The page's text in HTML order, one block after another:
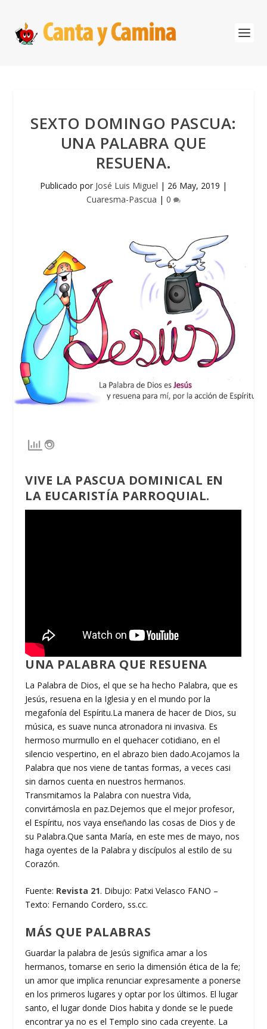
SEXTO DOMINGO PASCUA:
UNA PALABRA QUE
RESUENA.
Publicado por José Luis Miguel | 26 May, 2019 |
Cuaresma-Pascua | 0
VIVE LA PASCUA DOMINICAL EN
LA EUCARISTÍA PARROQUIAL.
UNA PALABRA QUE RESUENA
La Palabra de Dios, el que se ha hecho Palabra, que es
Jesús, resuena en la Iglesia y en el mundo por la
megafonía del Espíritu.La manera de hacer de Dios, su
música, es suave nunca atronadora ni invasiva. Es
hermoso murmullo en el quehacer cotidiano, en el
silencio vespertino, en el abrazo bien dado.Acojamos la
Palabra que nos viene de tantas formas, a veces casi
sin darnos cuenta en nuestros hermanos.
Transmitamos la Palabra con nuestra Vida,
convirtámosla en paz.Dejemos que el mejor profesor,
el Espíritu, nos vaya enseñando las cosas de Dios y de
su Palabra.Que santa María, en este mes de mayo, nos
haga oyentes de la Palabra y discípulos al estilo de su
Corazón.
Fuente: Revista 21. Dibujo: Patxi Velasco FANO –
Texto: Fernando Cordero, ss.cc.
MÁS QUE PALABRAS
Guardar la palabra de Jesús significa amar a los
hermanos, tomarse en serio la dimensión ética de la fe;
un amor que implica renunciar expresamente a ponerse
en los primeros lugares y optar por los últimos. El lugar
santo, el lugar donde Dios habita y donde se le puede
encontrar ya no es el Templo sino cada creyente. La